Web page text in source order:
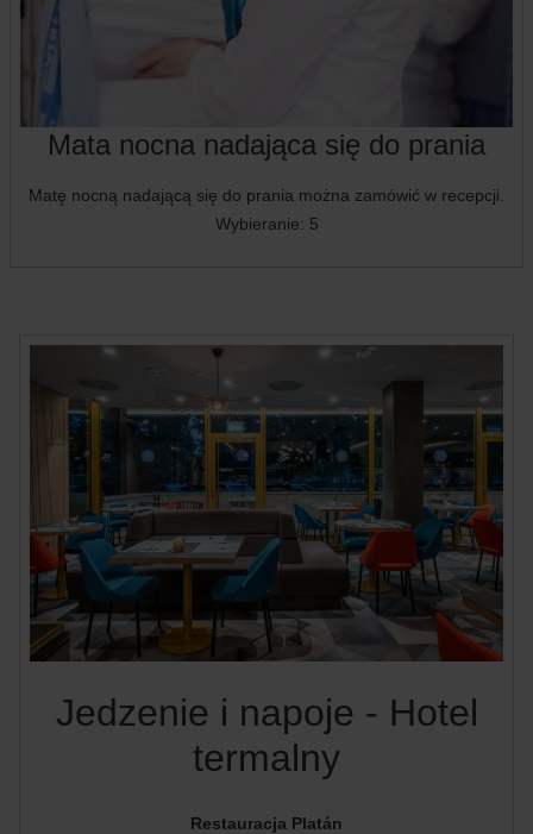
Mata nocna nadająca się do prania
Matę nocną nadającą się do prania można zamówić w recepcji.
Wybieranie: 5
Jedzenie i napoje - Hotel
termalny
Restauracja Platán